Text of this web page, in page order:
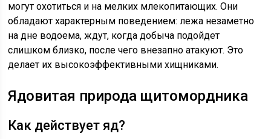
могут охотиться и на мелких млекопитающих. Они
обладают характерным поведением: лежа незаметно
на дне водоема, ждут, когда добыча подойдет
слишком близко, после чего внезапно атакуют. Это
делает их высокоэффективными хищниками.
Ядовитая природа щитомордника
Как действует яд?